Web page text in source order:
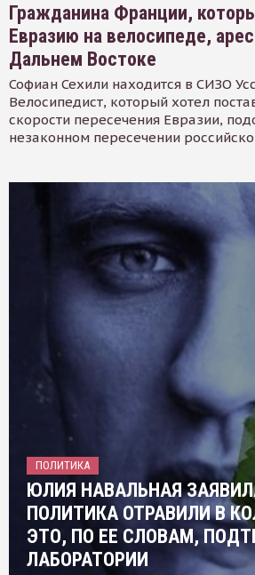
Гражданина Франции,
Евразию на велосипеде,
Дальнем Востоке
Софиан Сехили находится в СИЗО
Велосипедист, который хотел
скорости пересечения Евразии,
незаконном пересечении
ПОЛИТИКА
ЮЛИЯ НАВАЛЬНАЯ
ПОЛИТИКА ОТРАВИЛИ В
ЭТО, ПО ЕЕ СЛОВАМ,
ЛАБОРАТОРИИ